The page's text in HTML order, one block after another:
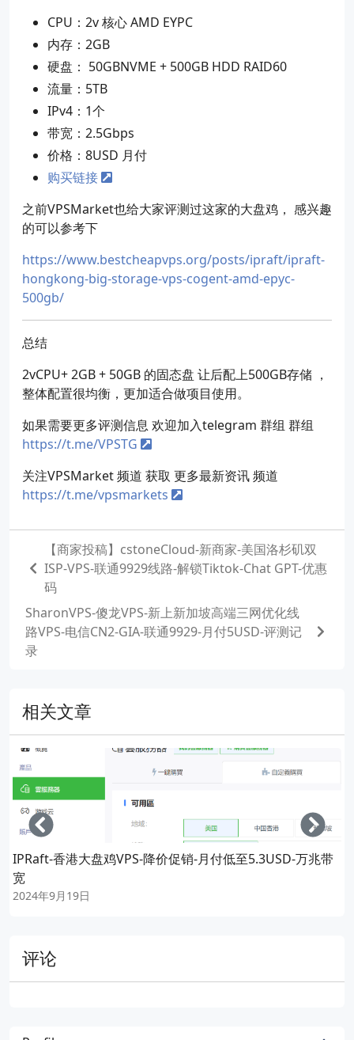
CPU：2v 核心 AMD EYPC
内存：2GB
硬盘： 50GBNVME + 500GB HDD RAID60
流量：5TB
IPv4：1个
带宽：2.5Gbps
价格：8USD 月付
购买链接
之前VPSMarket也给大家评测过这家的大盘鸡， 感兴趣
的可以参考下
https://www.bestcheapvps.org/posts/ipraft/ipraft-
hongkong-big-storage-vps-cogent-amd-epyc-
500gb/
总结
2vCPU+ 2GB + 50GB 的固态盘 让后配上500GB存储 ，
整体配置很均衡，更加适合做项目使用。
如果需要更多评测信息 欢迎加入telegram 群组 群组
https://t.me/VPSTG
关注VPSMarket 频道 获取 更多最新资讯 频道
https://t.me/vpsmarkets
【商家投稿】cstoneCloud-新商家-美国洛杉矶双
ISP-VPS-联通9929线路-解锁Tiktok-Chat GPT-优惠
码
SharonVPS-傻龙VPS-新上新加坡高端三网优化线
路VPS-电信CN2-GIA-联通9929-月付5USD-评测记
录
相关文章
IPRaft-香港大盘鸡VPS-降价促销-月付低至5.3USD-万兆带
宽
2024年9月19日
Left
评论